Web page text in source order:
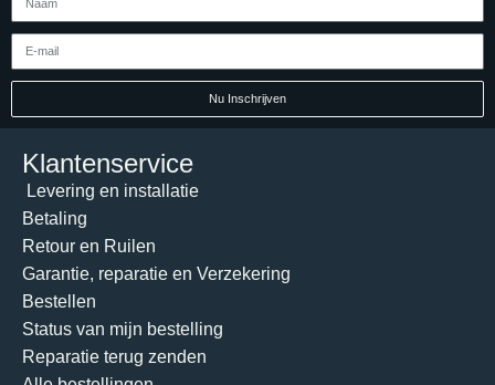
Nu Inschrijven
Klantenservice
Levering en installatie
Betaling
Retour en Ruilen
Garantie, reparatie en Verzekering
Bestellen
Status van mijn bestelling
Reparatie terug zenden